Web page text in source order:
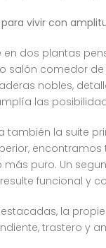
vivir con
en dos plantas
salón comedor
nobles,
las
también la suite
más puro. Un
funcional y
la
trastero y